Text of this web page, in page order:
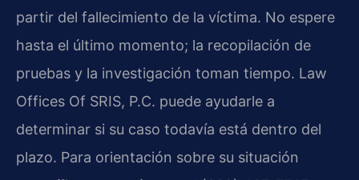
partir del fallecimiento de la víctima. No espere
hasta el último momento; la recopilación de
pruebas y la investigación toman tiempo. Law
Offices Of SRIS, P.C. puede ayudarle a
determinar si su caso todavía está dentro del
plazo. Para orientación sobre su situación